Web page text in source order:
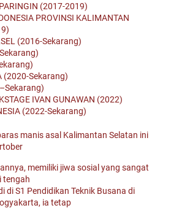
(2017-2019)
PROVINSI KALIMANTAN
(2016-Sekarang)
(2020-Sekarang)
IVAN GUNAWAN (2022)
(2022-Sekarang)
manis asal Kalimantan Selatan ini
memiliki jiwa sosial yang sangat
tengah
di S1 Pendidikan Teknik Busana di
ia tetap